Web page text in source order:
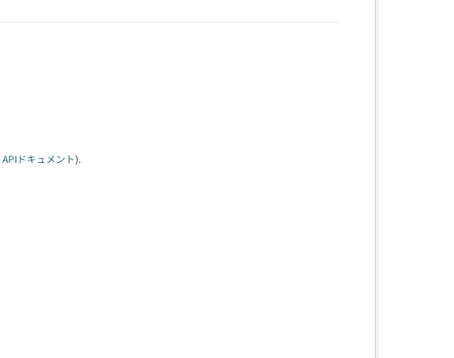
APIドキュメント).